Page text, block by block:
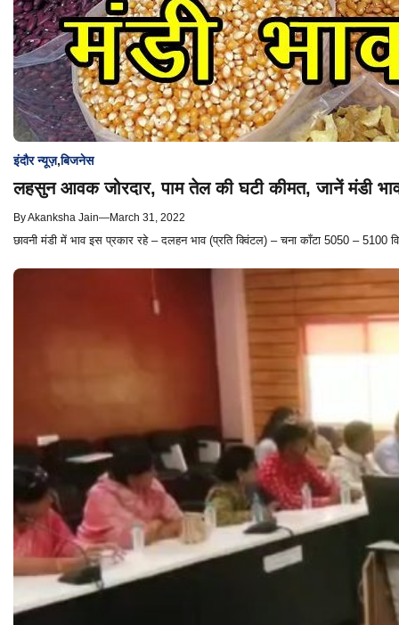
इंदौर न्यूज़,बिजनेस
लहसुन आवक जोरदार, पाम तेल की घटी कीमत, जानें मंडी
ByAkanksha Jain—March 31, 2022
छावनी मंडी में भाव इस प्रकार रहे – दलहन भाव (प्रति क्विंटल) – चना काँटा 5050 –